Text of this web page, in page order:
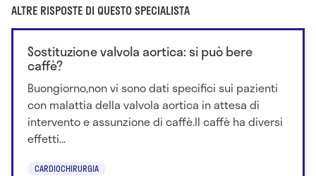
ALTRE RISPOSTE DI QUESTO SPECIALISTA
Sostituzione valvola aortica: si può bere
caffè?
Buongiorno,non vi sono dati specifici sui pazienti
con malattia della valvola aortica in attesa di
intervento e assunzione di caffè.Il caffè ha diversi
effetti...
CARDIOCHIRURGIA